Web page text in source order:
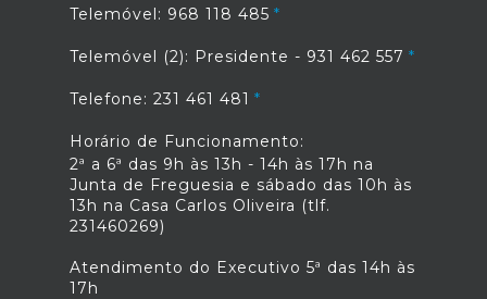
Telemóvel: 968 118 485
Telemóvel (2): Presidente - 931 462 557
Telefone: 231 461 481
Horário de Funcionamento:
2ª a 6ª das 9h às 13h - 14h às 17h na
Junta de Freguesia e sábado das 10h às
13h na Casa Carlos Oliveira (tlf.
231460269)
Atendimento do Executivo 5ª das 14h às
17h